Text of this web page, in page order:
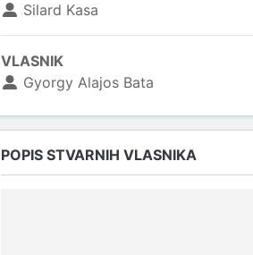
Silard Kasa
VLASNIK
Gyorgy Alajos Bata
POPIS STVARNIH VLASNIKA